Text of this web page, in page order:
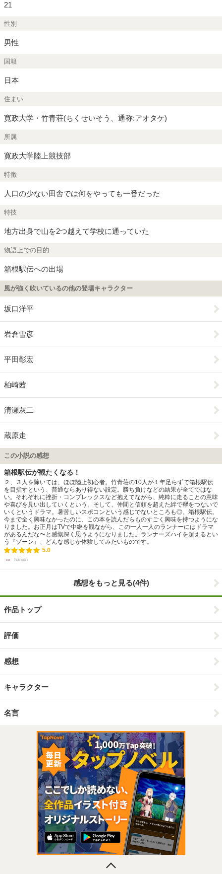
21
性別
男性
国籍
日本
住まい
寛政大学・竹青荘(ちくせいそう、通称:アオタケ)
所属
寛政大学陸上競技部
特徴
人口の少ない田舎では何をやっても一番だった
特技
地方出身で山を2つ越えて学校に通っていた
物語上での目的
箱根駅伝への出場
風が強く吹いているの他の登場キャラクター
坂口洋平
岩倉雪彦
平田彰宏
柏崎茜
清瀬灰二
蔵原走
この小説の感想
箱根駅伝が観たくなる！
２、３人を除いては、ほぼ陸上初心者。竹青荘の10人が１年足らずで箱根駅伝
を目指すという、普通ならあり得ない設定。勝ち負けなどの結果が全てではな
い。それぞれに挫折・コンプレックスなど抱えてながら、純粋に走ることの意味
や喜びを見い出していくという。そして、仲間と信頼を超えた絆で襷をつないで
いくというドラマ。暑苦しいスポコンという感じでないところも◎。箱根駅伝。
今まで全く興味なかったのに、この本を読んだらものすごく興味を持つようにな
りました。お正月はTVで中継を観ながら、この一人一人のランナーにはドラマ
があるんだな〜と感慨深く思うようになりました。ランナーズハイを超えるとい
う『ゾーン』、どんな感じか体験してみたいものです。
5.0
hanion
感想をもっと見る(4件)
作品トップ
評価
感想
キャラクター
名言